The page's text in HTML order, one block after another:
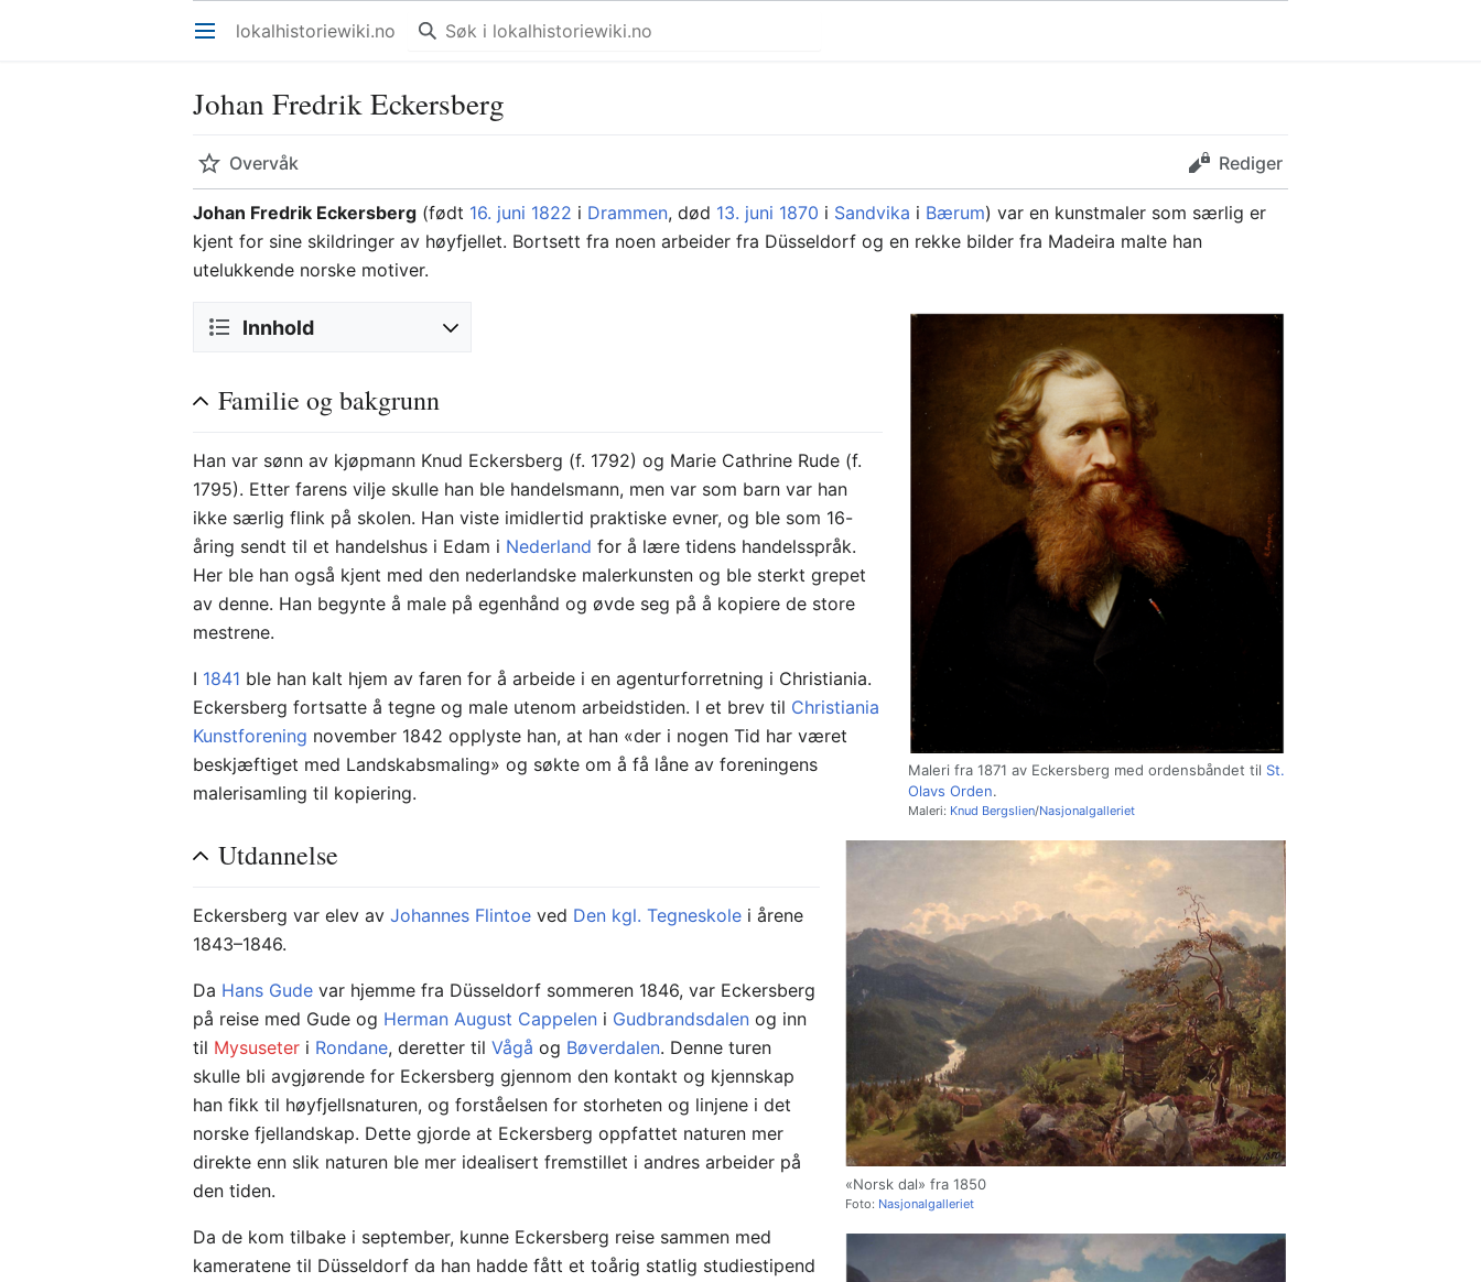
Åpne hovedmenyen lokalhistoriewiki.no
Johan Fredrik Eckersberg
Overvåk Rediger
Johan Fredrik Eckersberg (født 16. juni 1822 i Drammen, død 13. juni 1870 i Sandvika i Bærum) var en kunstmaler som særlig er
kjent for sine skildringer av høyfjellet. Bortsett fra noen arbeider fra Düsseldorf og en rekke bilder fra Madeira malte han
utelukkende norske motiver.
Maleri fra 1871 av Eckersberg med ordensbåndet til St.
Olavs Orden.
Maleri: Knud Bergslien/Nasjonalgalleriet
Innhold
Familie og bakgrunn
Han var sønn av kjøpmann Knud Eckersberg (f. 1792) og Marie Cathrine Rude (f.
1795). Etter farens vilje skulle han ble handelsmann, men var som barn var han
ikke særlig flink på skolen. Han viste imidlertid praktiske evner, og ble som 16-
åring sendt til et handelshus i Edam i Nederland for å lære tidens handelsspråk.
Her ble han også kjent med den nederlandske malerkunsten og ble sterkt grepet
av denne. Han begynte å male på egenhånd og øvde seg på å kopiere de store
mestrene.
«Norsk dal» fra 1850
Foto: Nasjonalgalleriet
I 1841 ble han kalt hjem av faren for å arbeide i en agenturforretning i Christiania.
Eckersberg fortsatte å tegne og male utenom arbeidstiden. I et brev til Christiania
Kunstforening november 1842 opplyste han, at han «der i nogen Tid har været
beskjæftiget med Landskabsmaling» og søkte om å få låne av foreningens
malerisamling til kopiering.
Utdannelse
Eckersberg var elev avJohannes Flintoe ved Den kgl. Tegneskole i årene
1843–1846.
Da Hans Gude var hjemme fra Düsseldorf sommeren 1846, var Eckersberg
på reise med Gude og Herman August Cappelen i Gudbrandsdalen og inn
til Mysuseter i Rondane, deretter tilVågå og Bøverdalen. Denne turen
skulle bli avgjørende for Eckersberg gjennom den kontakt og kjennskap
han fikk til høyfjellsnaturen, og forståelsen for storheten og linjene i det
norske fjellandskap. Dette gjorde at Eckersberg oppfattet naturen mer
direkte enn slik naturen ble mer idealisert fremstillet i andres arbeider på
den tiden.
Da de kom tilbake i september, kunne Eckersberg reise sammen med
kameratene til Düsseldorf da han hadde fått et toårig statlig studiestipend